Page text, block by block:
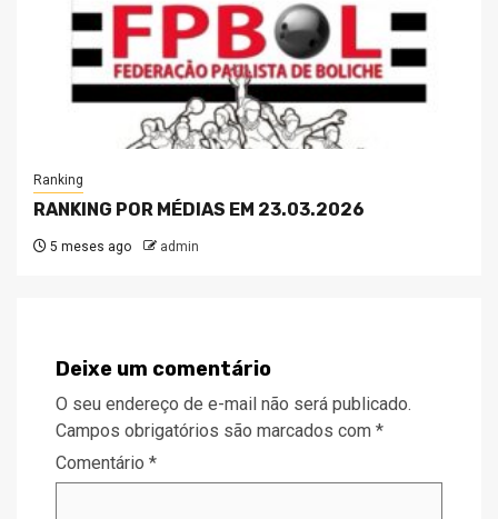
Ranking
RANKING POR MÉDIAS EM 23.03.2026
5 meses ago admin
Deixe um comentário
O seu endereço de e-mail não será publicado.
Campos obrigatórios são marcados com *
Comentário *